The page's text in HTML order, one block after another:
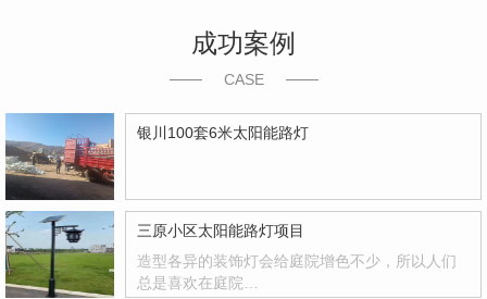
成功案例
CASE
银川100套6米太阳能路灯
三原小区太阳能路灯项目
造型各异的装饰灯会给庭院增色不少，所以人们
总是喜欢在庭院…